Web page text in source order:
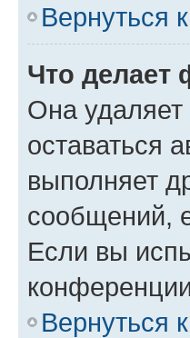
Вернуться
Что делает
Она
оставаться
выполняет
сообщений,
Если вы
Вернуться